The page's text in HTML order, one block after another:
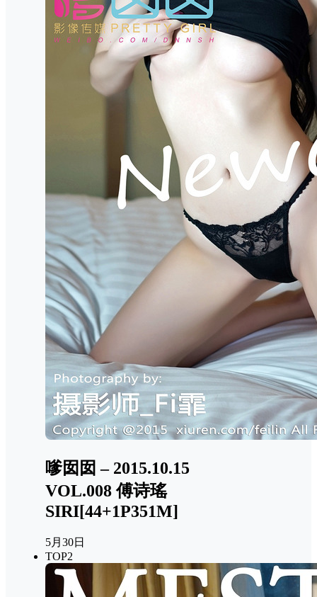
嗲囡囡 – 2015.10.15
VOL.008 傅诗瑤
SIRI[44+1P351M]
5月30日
TOP2